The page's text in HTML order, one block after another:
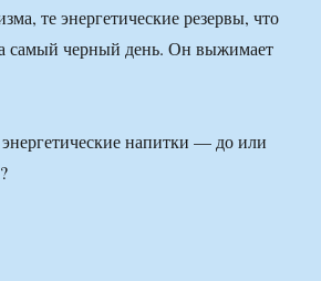
те энергетические резервы, что
самый черный день. Он выжимает
напитки — до или